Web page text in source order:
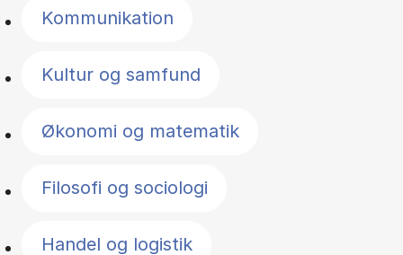
Kommunikation
Kultur og samfund
Økonomi og matematik
Filosofi og sociologi
Handel og logistik